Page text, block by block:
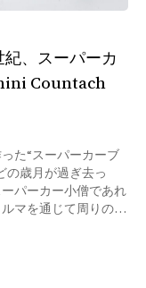
紀、スーパーカ
Countach
た“スーパーカーブ
の歳月が過ぎ去っ
パーカー小僧であれ
マを通じて周りの誰
とに寂しさを覚える
った仲間たちはいっ